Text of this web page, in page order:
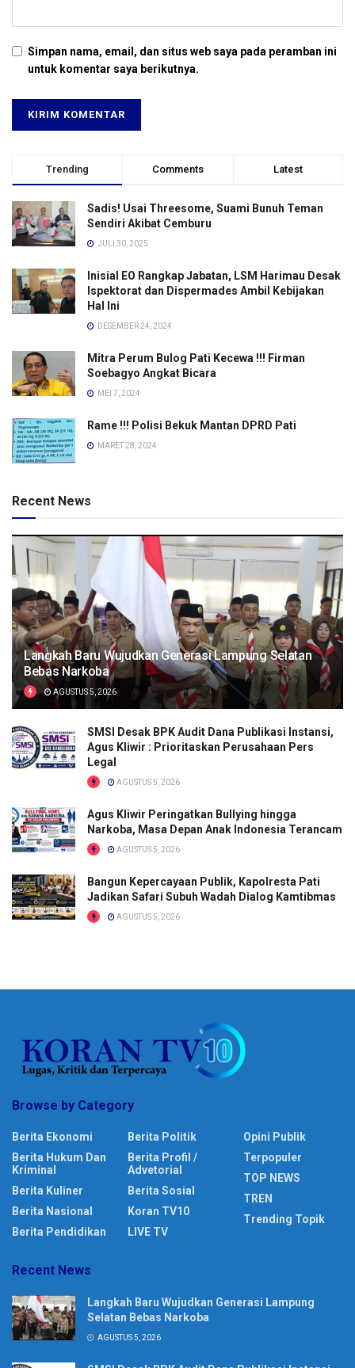
Simpan nama, email, dan situs web saya pada peramban ini
untuk komentar saya berikutnya.
Trending Comments Latest
Sadis! Usai Threesome, Suami Bunuh Teman
Sendiri Akibat Cemburu
JULI 30, 2025
Inisial EO Rangkap Jabatan, LSM Harimau Desak
Ispektorat dan Dispermades Ambil Kebijakan
Hal Ini
DESEMBER 24, 2024
Mitra Perum Bulog Pati Kecewa !!! Firman
Soebagyo Angkat Bicara
MEI 7, 2024
Rame !!! Polisi Bekuk Mantan DPRD Pati
MARET 28, 2024
Recent News
Langkah Baru Wujudkan Generasi Lampung Selatan
Bebas Narkoba
AGUSTUS 5, 2026
SMSI Desak BPK Audit Dana Publikasi Instansi,
Agus Kliwir : Prioritaskan Perusahaan Pers
Legal
AGUSTUS 5, 2026
Agus Kliwir Peringatkan Bullying hingga
Narkoba, Masa Depan Anak Indonesia Terancam
AGUSTUS 5, 2026
Bangun Kepercayaan Publik, Kapolresta Pati
Jadikan Safari Subuh Wadah Dialog Kamtibmas
AGUSTUS 5, 2026
Browse by Category
Berita Ekonomi
Berita Hukum Dan
Kriminal
Berita Kuliner
Berita Nasional
Berita Pendidikan
Berita Politik
Berita Profil /
Advetorial
Berita Sosial
Koran TV10
LIVE TV
Opini Publik
Terpopuler
TOP NEWS
TREN
Trending Topik
Recent News
Langkah Baru Wujudkan Generasi Lampung
Selatan Bebas Narkoba
AGUSTUS 5, 2026